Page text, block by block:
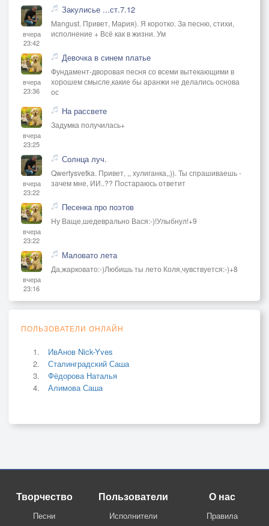
вчера
23:42
Закулисье ...ст.7.12
Mangust. Привет, Мария). Я коротко. За песню, стихи,
исполнение + Всё как в жизни. Ум
вчера
23:36
Девочка в синем платье
Фундамент-дворовая песня со всеми вытекающими в
хорошем смысле,какие бы аранжи не делались основа
ос
вчера
23:25
На рассвете
Задумка получилась+
вчера
23:22
Солнца луч.
Qwertysvetka. Привет, ,, хулиганка,,)). Ты спрашиваешь -
зачем мне, ИИ..?? Постараюсь ответит
вчера
23:22
Песенка про поэтов
Ну Ваще,шедеврально Вася:-)!Улыбнул!+9
вчера
23:16
Маловато лета
Да,жарковато:-)Любишь ты лето Коля,чувствуется:-)+8
ПОЛЬЗОВАТЕЛИ ОНЛАЙН
ИвАнов Nick-Yves
Сталинградский Саша
Фёдорова Наталья
Алимова Саша
Творчество
Песни
Пользователи
Исполнители
О нас
Правила